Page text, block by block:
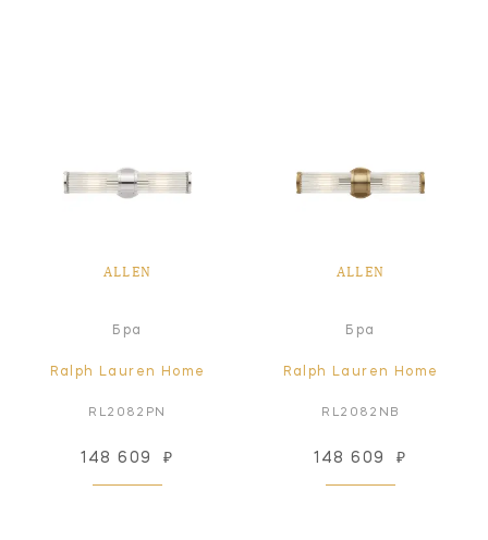
ALLEN
Бра
Ralph Lauren Home
RL2082PN
148 609 ₽
ALLEN
Бра
Ralph Lauren Home
RL2082NB
148 609 ₽